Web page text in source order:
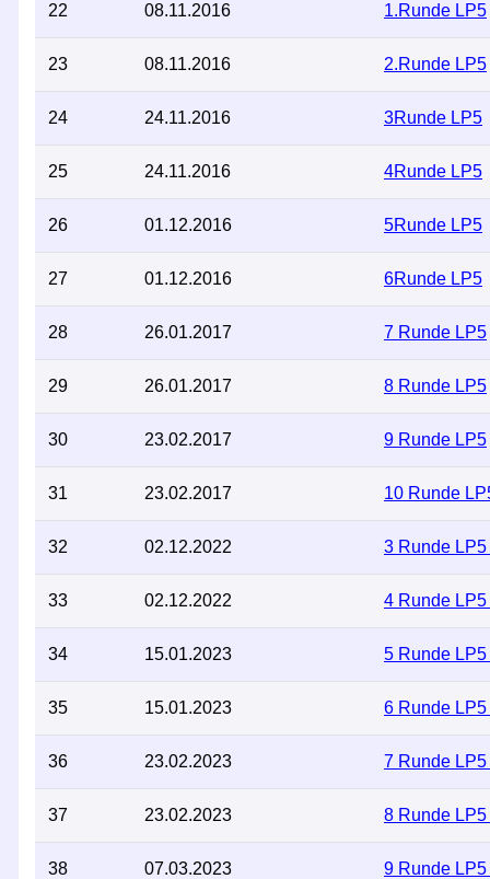
22 08.11.2016 1.Runde LP5
23 08.11.2016 2.Runde LP5
24 24.11.2016 3Runde LP5
25 24.11.2016 4Runde LP5
26 01.12.2016 5Runde LP5
27 01.12.2016 6Runde LP5
28 26.01.2017 7 Runde LP5
29 26.01.2017 8 Runde LP5
30 23.02.2017 9 Runde LP5
31 23.02.2017 10 Runde
32 02.12.2022 3 Runde
33 02.12.2022 4 Runde
34 15.01.2023 5 Runde
35 15.01.2023 6 Runde
36 23.02.2023 7 Runde
37 23.02.2023 8 Runde
38 07.03.2023 9 Runde